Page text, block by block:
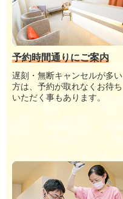
予約時間通りにご案内
遅刻・無断キャンセルが多い
方は、予約が取れなくお待ち
いただく事もあります。